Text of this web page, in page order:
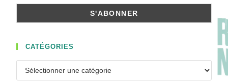
CATÉGORIES